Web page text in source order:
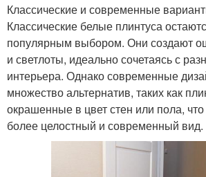
Классические и современные
Классические белые плинтуса
популярным выбором. Они создают
и светлоты, идеально сочетаясь с
интерьера. Однако современные
множество альтернатив, таких как
окрашенные в цвет стен или пола, что
более целостный и современный вид.